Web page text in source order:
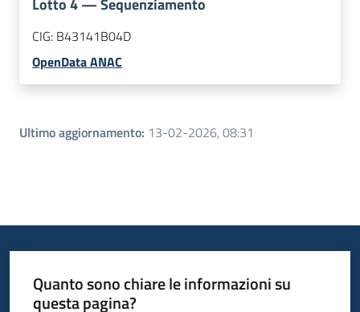
Lotto4—Sequenziamento
CIG: B43141B04D
OpenData ANAC
Ultimo aggiornamento: 13-02-2026, 08:31
Quanto sono chiare le informazioni su
questa pagina?